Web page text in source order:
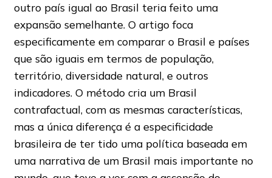
outro país igual ao Brasil teria feito uma
expansão semelhante. O artigo foca
especificamente em comparar o Brasil e países
que são iguais em termos de população,
território, diversidade natural, e outros
indicadores. O método cria um Brasil
contrafactual, com as mesmas características,
mas a única diferença é a especificidade
brasileira de ter tido uma política baseada em
uma narrativa de um Brasil mais importante no